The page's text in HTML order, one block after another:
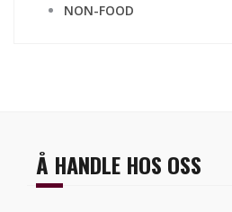
NON-FOOD
Å HANDLE HOS OSS